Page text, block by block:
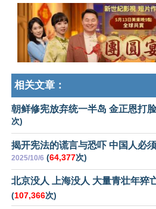
相关文章：
朝鲜修宪放弃统一半岛 金正恩打
次)
揭开宪法的谎言与恐吓 中国人必
2025/10/6 (64,377次)
北京没人 上海没人 大量青壮年猝
(107,366次)